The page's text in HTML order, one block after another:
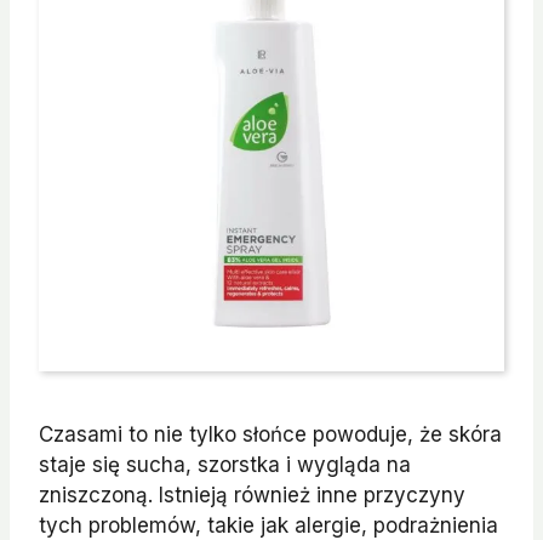
Czasami to nie tylko słońce powoduje, że skóra
staje się sucha, szorstka i wygląda na
zniszczoną. Istnieją również inne przyczyny
tych problemów, takie jak alergie, podrażnienia